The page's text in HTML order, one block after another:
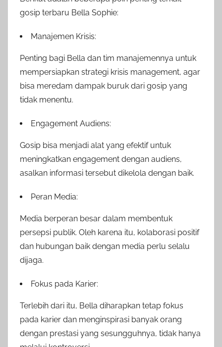
gosip terbaru Bella Sophie:
Manajemen Krisis:
Penting bagi Bella dan tim manajemennya untuk
mempersiapkan strategi krisis management, agar
bisa meredam dampak buruk dari gosip yang
tidak menentu.
Engagement Audiens:
Gosip bisa menjadi alat yang efektif untuk
meningkatkan engagement dengan audiens,
asalkan informasi tersebut dikelola dengan baik.
Peran Media:
Media berperan besar dalam membentuk
persepsi publik. Oleh karena itu, kolaborasi positif
dan hubungan baik dengan media perlu selalu
dijaga.
Fokus pada Karier:
Terlebih dari itu, Bella diharapkan tetap fokus
pada karier dan menginspirasi banyak orang
dengan prestasi yang sesungguhnya, tidak hanya